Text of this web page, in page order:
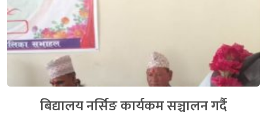
बिद्यालय नर्सिङ कार्यकम सञ्चालन गर्दै